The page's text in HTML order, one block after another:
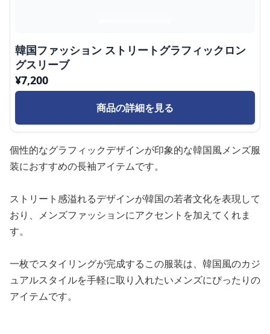
韓国ファッション ストリートグラフィックロン
グスリーブ
¥7,200
商品の詳細を見る
個性的なグラフィックデザインが印象的な韓国風メンズ服
装におすすめの長袖アイテムです。
ストリート感溢れるデザインが韓国の若者文化を表現して
おり、メンズファッションにアクセントを加えてくれま
す。
一枚でスタイリングが完成するこの服装は、韓国風のカジ
ュアルスタイルを手軽に取り入れたいメンズにぴったりの
アイテムです。